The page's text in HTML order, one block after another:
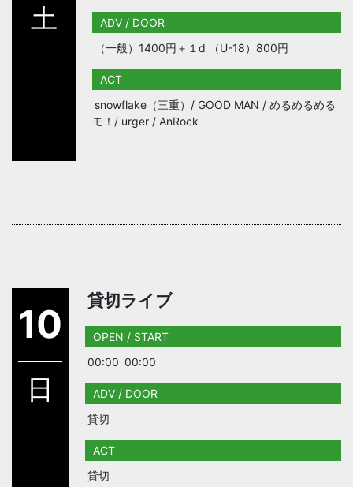
土
ADV / DOOR
（一般）1400円＋１d （U-18）800円
ACT
snowflake（三重）/ GOOD MAN / めるめるめる
モ！/ urger / AnRock
10
日
貸切ライブ
OPEN / START
00:00 00:00
ADV / DOOR
貸切
ACT
貸切